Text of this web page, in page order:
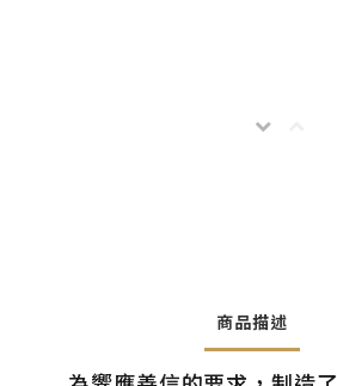
商品描述